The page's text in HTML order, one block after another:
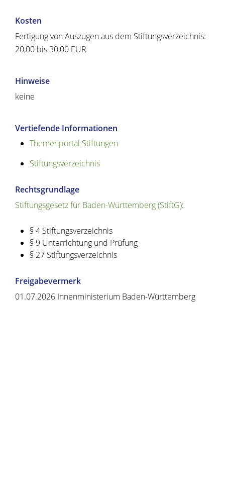
Kosten
Fertigung von Auszügen aus dem Stiftungsverzeichnis:
20,00 bis 30,00 EUR
Hinweise
keine
Vertiefende Informationen
Themenportal Stiftungen
Stiftungsverzeichnis
Rechtsgrundlage
Stiftungsgesetz für Baden-Württemberg (StiftG):
§ 4 Stiftungsverzeichnis
§ 9 Unterrichtung und Prüfung
§ 27 Stiftungsverzeichnis
Freigabevermerk
01.07.2026 Innenministerium Baden-Württemberg